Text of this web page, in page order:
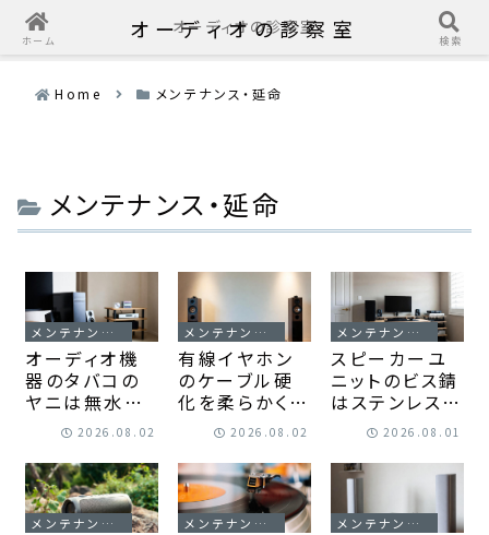
オーディオの診察室
Home メンテナンス・延命
メンテナンス・延命
メンテナンス・延命
オーディオ機
器のタバコの
ヤニは無水エ
タノールで落と
せる？素材を傷
めず安全に汚
れを取る！
2026.08.02
メンテナンス・延命
有線イヤホン
のケーブル硬
化を柔らかくす
る方法はある？
安全な対処と
交換判断を迷
わず選べる！
2026.08.02
メンテナンス・延命
スピーカーユ
ニットのビス錆
はステンレス交
換でよい？サイ
ズ確認と音へ
の影響まで整
理!
2026.08.01
メンテナンス・延命 メンテナンス・延命 メンテナンス・延命
ホーム
オーディオの診察室
検索